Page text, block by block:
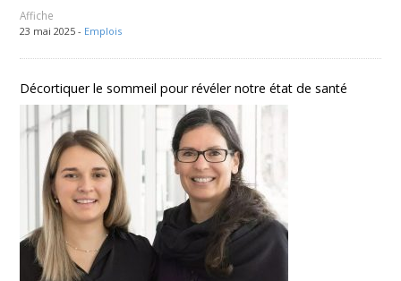
Affiche
23 mai 2025 - Emplois
Décortiquer le sommeil pour révéler notre état de santé